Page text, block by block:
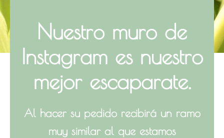
Nuestro muro de
Instagrames nuestro
mejor escaparate.
Al hacer su pedido recibirá un ramo
muy similar al que estamos